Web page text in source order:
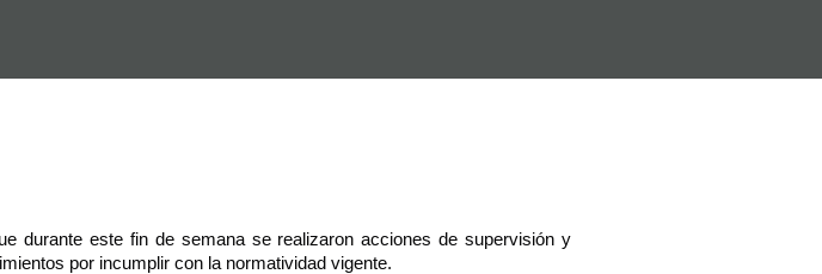
durante este fin de semana se realizaron acciones de supervisión y
por incumplir con la normatividad vigente.